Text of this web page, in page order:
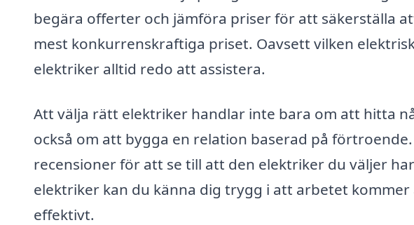
begära offerter och jämföra priser för att säkerställa
mest konkurrenskraftiga priset. Oavsett vilken
elektriker alltid redo att assistera.
Att välja rätt elektriker handlar inte bara om att hitta
också om att bygga en relation baserad på
recensioner för att se till att den elektriker du väljer
elektriker kan du känna dig trygg i att arbetet
effektivt.